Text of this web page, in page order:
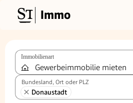
Immo
Immobilienart
Bundesland, Ort oder PLZ
Donaustadt